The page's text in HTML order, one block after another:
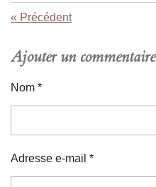
« Précédent
Ajouter un commentaire
Nom *
Adresse e-mail *